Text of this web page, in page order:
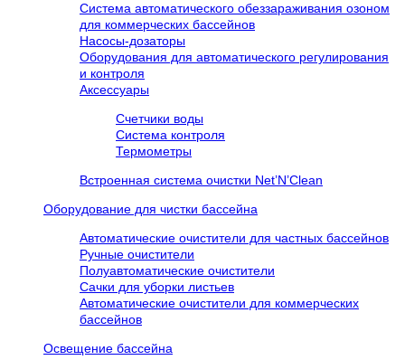
Система автоматического обеззараживания озоном
для коммерческих бассейнов
Насосы-дозаторы
Оборудования для автоматического регулирования
и контроля
Аксессуары
Счетчики воды
Система контроля
Термометры
Встроенная система очистки Net’N’Clean
Оборудование для чистки бассейна
Автоматические очистители для частных бассейнов
Ручные очистители
Полуавтоматические очистители
Сачки для уборки листьев
Автоматические очистители для коммерческих
бассейнов
Освещение бассейна